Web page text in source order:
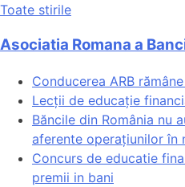
Toate stirile
Asociatia Romana a
Conducerea ARB
Lecții de educație
Băncile din România nu
aferente operațiunilor în
Concurs de educatie
premii in bani